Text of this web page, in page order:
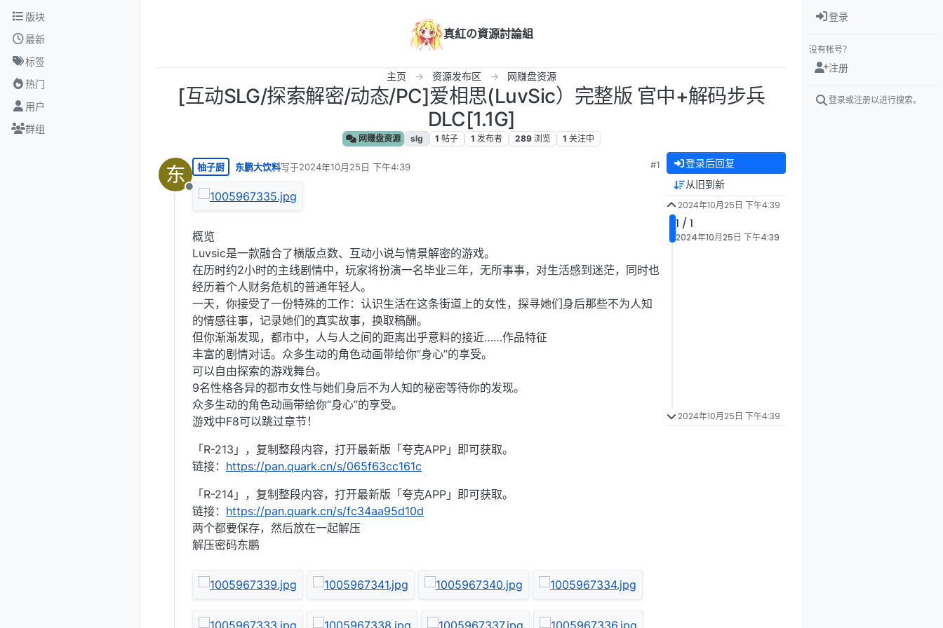
跳转至内容
版块
最新
标签
热门
用户
群组
真紅の資源討論組
主页 资源发布区 网赚盘资源
[互动SLG/探索解密/动态/PC]爱相思(LuvSic）完整版 官中+解码步兵
DLC[1.1G]
网赚盘资源 slg 1 帖子 1 发布者 289 浏览 1 关注中
东
离线
柚子厨 东鹏大饮料写于2024年10月25日 下午4:39
最后由 编辑
#1
概览
Luvsic是一款融合了横版点数、互动小说与情景解密的游戏。
在历时约2小时的主线剧情中，玩家将扮演一名毕业三年，无所事事，对生活感到迷茫，同时也
经历着个人财务危机的普通年轻人。
一天，你接受了一份特殊的工作：认识生活在这条街道上的女性，探寻她们身后那些不为人知
的情感往事，记录她们的真实故事，换取稿酬。
但你渐渐发现，都市中，人与人之间的距离出乎意料的接近……作品特征
丰富的剧情对话。众多生动的角色动画带给你“身心”的享受。
可以自由探索的游戏舞台。
9名性格各异的都市女性与她们身后不为人知的秘密等待你的发现。
众多生动的角色动画带给你“身心”的享受。
游戏中F8可以跳过章节！
「R-213」，复制整段内容，打开最新版「夸克APP」即可获取。
链接： https://pan.quark.cn/s/065f63cc161c
「R-214」，复制整段内容，打开最新版「夸克APP」即可获取。
链接： https://pan.quark.cn/s/fc34aa95d10d
两个都要保存，然后放在一起解压
解压密码东鹏
登录后回复
从旧到新
2024年10月25日 下午4:39
1 / 1
2024年10月25日 下午4:39
2024年10月25日 下午4:39
登录
没有帐号？
注册
登录或注册以进行搜索。